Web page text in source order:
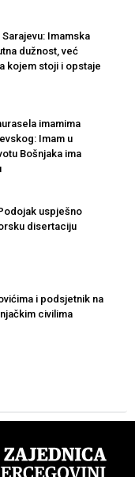
Imamska
dužnost, već
kojem stoji i opstaje
imamima
Imam u
Bošnjaka ima
uspješno
disertaciju
i podsjetnik na
civilima